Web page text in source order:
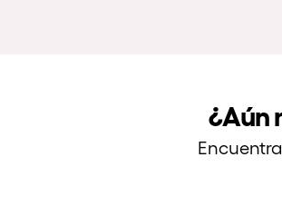
¿Aún